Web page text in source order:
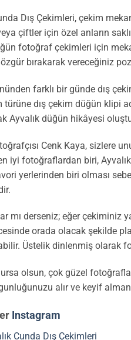
Dış Çekimleri, çekim
çiftler için özel anların
fotoğraf çekimleri için
bırakarak vereceğiniz
farklı bir günde dış
dış çekim düğün klipi
Ayvalık düğün hikâyesi
Cenk Kaya, sizlere
iyi fotoğraflardan biri,
yerlerinden biri olması
mı derseniz; eğer çekiminiz
orada olacak şekilde
Üstelik dinlenmiş olarak
olsun, çok güzel
alır ve keyif
Instagram
Cunda Dış Çekimleri